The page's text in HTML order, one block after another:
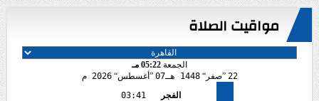
مواقيت الصلاة
الجمعة 05:22 مـ
22
صفر 1448 هـ 07 أغسطس 2026 م
الفجر
03:41